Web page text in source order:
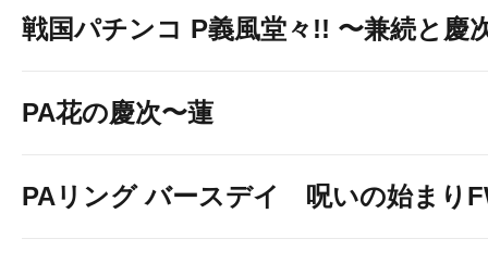
戦国パチンコ P義風堂々!! 〜兼続と慶
PA花の慶次〜蓮
PAリング バースデイ 呪いの始まり